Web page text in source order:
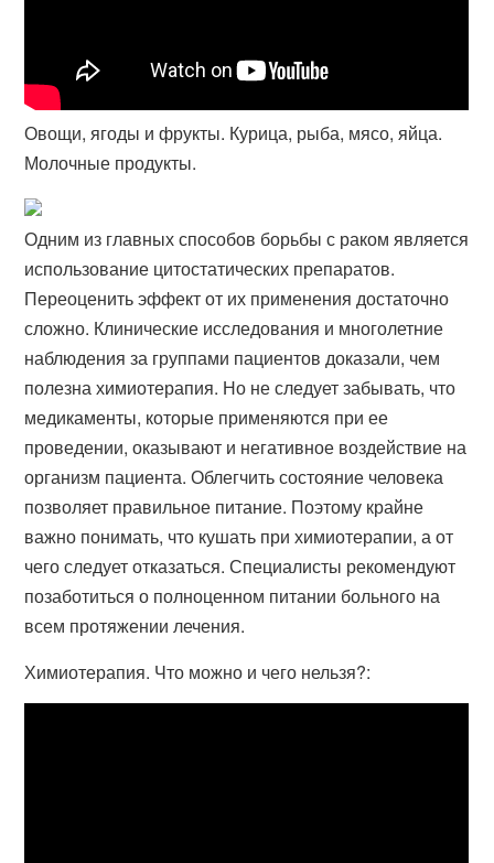
Овощи, ягоды и фрукты. Курица, рыба, мясо, яйца.
Молочные продукты.
Одним из главных способов борьбы с раком является
использование цитостатических препаратов.
Переоценить эффект от их применения достаточно
сложно. Клинические исследования и многолетние
наблюдения за группами пациентов доказали, чем
полезна химиотерапия. Но не следует забывать, что
медикаменты, которые применяются при ее
проведении, оказывают и негативное воздействие на
организм пациента. Облегчить состояние человека
позволяет правильное питание. Поэтому крайне
важно понимать, что кушать при химиотерапии, а от
чего следует отказаться. Специалисты рекомендуют
позаботиться о полноценном питании больного на
всем протяжении лечения.
Химиотерапия. Что можно и чего нельзя?: